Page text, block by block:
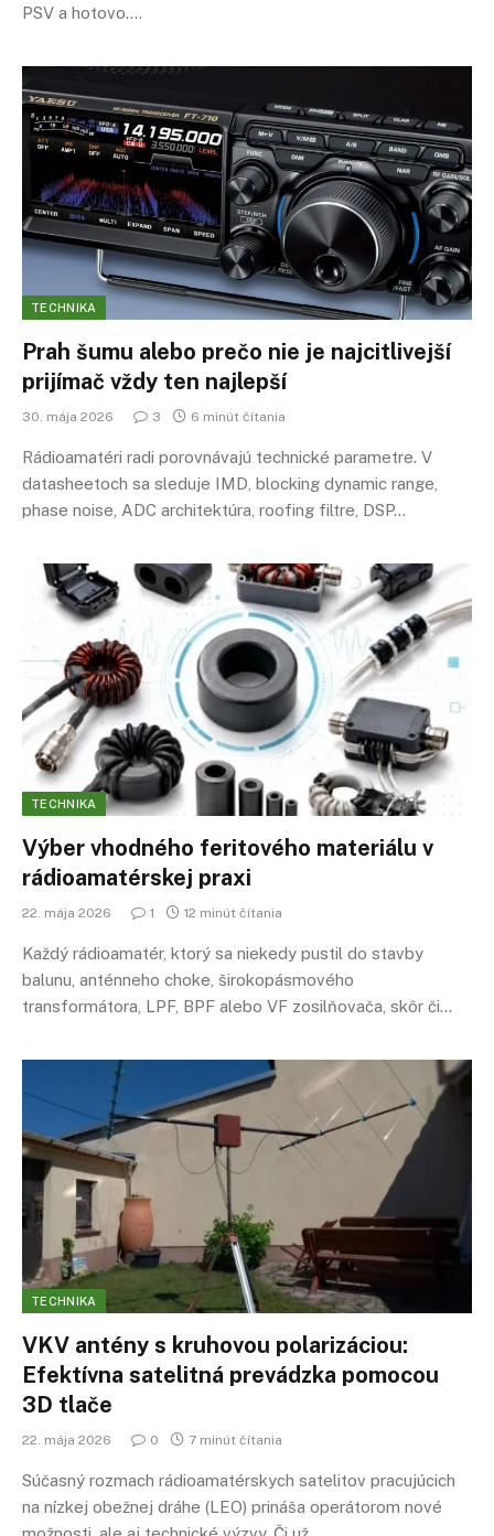
PSV a hotovo.…
TECHNIKA
Prah šumu alebo prečo nie je najcitlivejší
prijímač vždy ten najlepší
30. mája 2026 3 6 minút čítania
Rádioamatéri radi porovnávajú technické parametre. V
datasheetoch sa sleduje IMD, blocking dynamic range,
phase noise, ADC architektúra, roofing filtre, DSP…
TECHNIKA
Výber vhodného feritového materiálu v
rádioamatérskej praxi
22. mája 2026 1 12 minút čítania
Každý rádioamatér, ktorý sa niekedy pustil do stavby
balunu, anténneho choke, širokopásmového
transformátora, LPF, BPF alebo VF zosilňovača, skôr či…
TECHNIKA
VKV antény s kruhovou polarizáciou:
Efektívna satelitná prevádzka pomocou
3D tlače
22. mája 2026 0 7 minút čítania
Súčasný rozmach rádioamatérskych satelitov pracujúcich
na nízkej obežnej dráhe (LEO) prináša operátorom nové